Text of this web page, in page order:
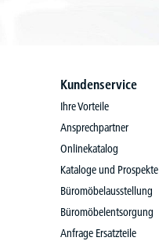
Kundenservice
Ihre Vorteile
Ansprechpartner
Onlinekatalog
Kataloge und Prospekte
Büromöbelausstellung
Büromöbelentsorgung
Anfrage Ersatzteile